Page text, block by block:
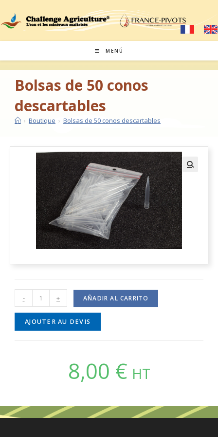
MENÚ
Bolsas de 50 conos
descartables
› Boutique › Bolsas de 50 conos descartables
- + AÑADIR AL CARRITO
AJOUTER AU DEVIS
8,00 € HT